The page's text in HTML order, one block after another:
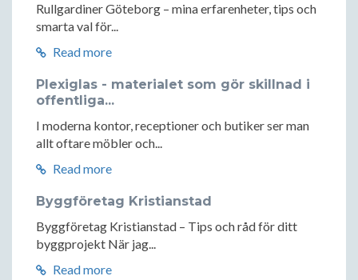
Rullgardiner Göteborg – mina erfarenheter, tips och
smarta val för...
Read more
Plexiglas - materialet som gör skillnad i
offentliga...
I moderna kontor, receptioner och butiker ser man
allt oftare möbler och...
Read more
Byggföretag Kristianstad
Byggföretag Kristianstad – Tips och råd för ditt
byggprojekt När jag...
Read more